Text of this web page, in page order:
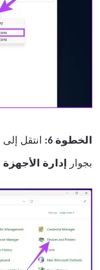
الخطوة 6: انتقل إلى
بجوار إدارة الأجهزة